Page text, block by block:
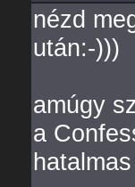
nézd
után:-)))
amúgy
a